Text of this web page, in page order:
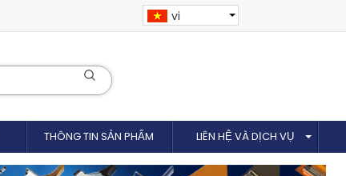
vi
THÔNG TIN SẢN PHẨM LIÊN HỆ VÀ DỊCH VỤ